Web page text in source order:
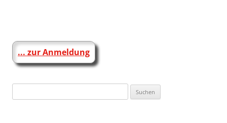
... zur Anmeldung
nach: